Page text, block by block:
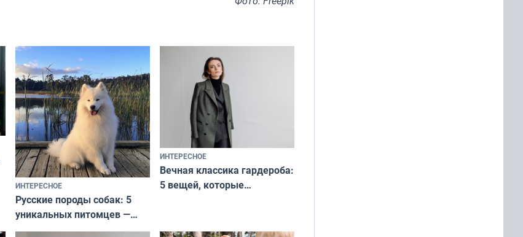
ИНТЕРЕСНОЕ
Русские породы собак: 5
уникальных питомцев —
национальные сокровища
ИНТЕРЕСНОЕ
Вечная классика гардероба:
5 вещей, которые
и актуально в любой сезон